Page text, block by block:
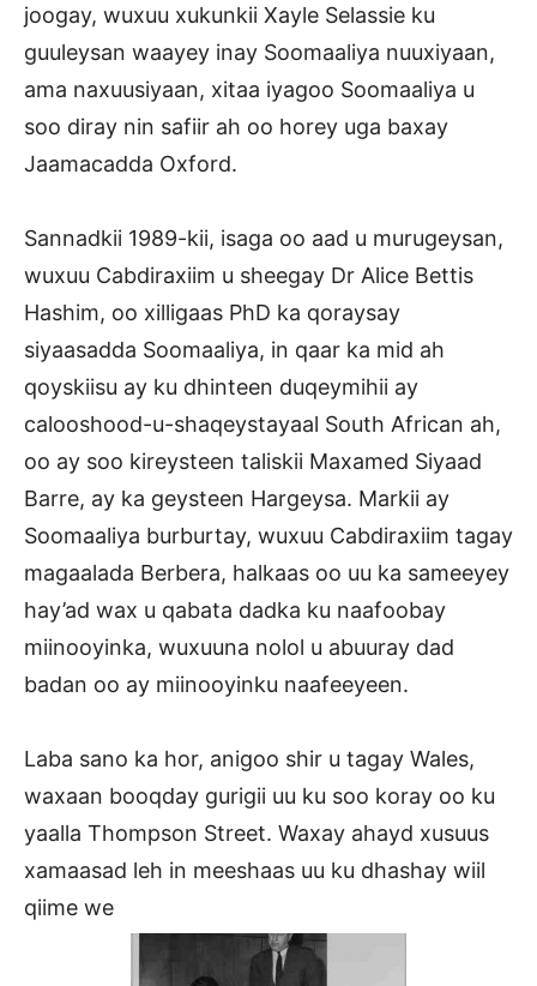
joogay, wuxuu xukunkii Xayle Selassie ku
guuleysan waayey inay Soomaaliya nuuxiyaan,
ama naxuusiyaan, xitaa iyagoo Soomaaliya u
soo diray nin safiir ah oo horey uga baxay
Jaamacadda Oxford.
Sannadkii 1989-kii, isaga oo aad u murugeysan,
wuxuu Cabdiraxiim u sheegay Dr Alice Bettis
Hashim, oo xilligaas PhD ka qoraysay
siyaasadda Soomaaliya, in qaar ka mid ah
qoyskiisu ay ku dhinteen duqeymihii ay
calooshood-u-shaqeystayaal South African ah,
oo ay soo kireysteen taliskii Maxamed Siyaad
Barre, ay ka geysteen Hargeysa. Markii ay
Soomaaliya burburtay, wuxuu Cabdiraxiim tagay
magaalada Berbera, halkaas oo uu ka sameeyey
hay’ad wax u qabata dadka ku naafoobay
miinooyinka, wuxuuna nolol u abuuray dad
badan oo ay miinooyinku naafeeyeen.
Laba sano ka hor, anigoo shir u tagay Wales,
waxaan booqday gurigii uu ku soo koray oo ku
yaalla Thompson Street. Waxay ahayd xusuus
xamaasad leh in meeshaas uu ku dhashay wiil
qiime we